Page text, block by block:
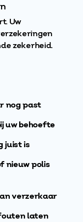
Uw
zekerheid.
nog past
uw behoefte
juist is
nieuw polis
verzerkaar
laten